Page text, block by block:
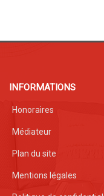
INFORMATIONS
Honoraires
Médiateur
Plan du site
Mentions légales